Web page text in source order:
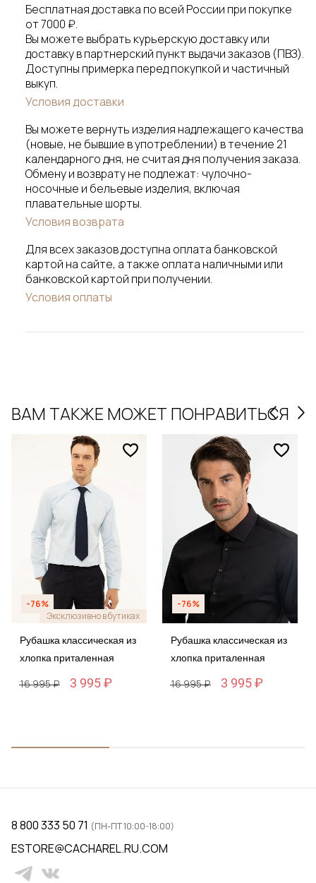
Бесплатная доставка по всей России при покупке
от 7000 ₽.
Вы можете выбрать курьерскую доставку или
доставку в партнерский пункт выдачи заказов (ПВЗ).
Доступны примерка перед покупкой и частичный
выкуп.
Условия доставки
Вы можете вернуть изделия надлежащего качества
(новые, не бывшие в употреблении) в течение 21
календарного дня, не считая дня получения заказа.
Обмену и возврату не подлежат: чулочно-
носочные и бельевые изделия, включая
плавательные шорты.
Условия возврата
Для всех заказов доступна оплата банковской
картой на сайте, а также оплата наличными или
банковской картой при получении.
Условия оплаты
ВАМ ТАКЖЕ МОЖЕТ ПОНРАВИТЬСЯ
-76%
Эксклюзивно в бутиках
Рубашка классическая из
хлопка приталенная
16 995 ₽ 3 995 ₽
-76%
Рубашка классическая из
хлопка приталенная
16 995 ₽ 3 995 ₽
8 800 333 50 71 (ПН-ПТ 10:00-18:00)
ESTORE@CACHAREL.RU.COM